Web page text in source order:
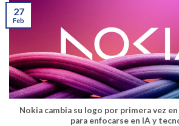
Nokia cambia su logo por primera vez
para enfocarse en IA y
27
Feb